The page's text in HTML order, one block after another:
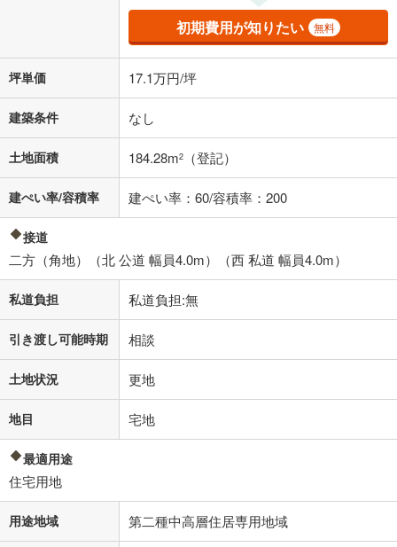
初期費用が知りたい 無料
坪単価 17.1万円/坪
建築条件 なし
土地面積 184.28m2 （登記）
建ぺい率/容積率 建ぺい率：60/容積率：200
接道
二方（角地）（北 公道 幅員4.0m）（西 私道 幅員4.0m）
私道負担 私道負担:無
引き渡し可能時期 相談
土地状況 更地
地目 宅地
最適用途
住宅用地
用途地域 第二種中高層住居専用地域